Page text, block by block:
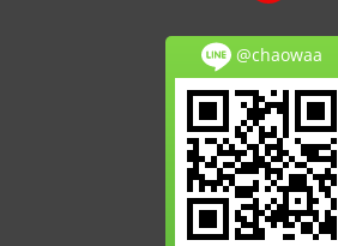
@chaowaa